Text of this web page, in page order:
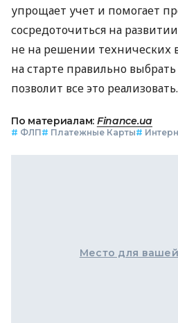
упрощает учет и помогает
сосредоточиться на
не на решении технических
на старте правильно
позволит все это реализовать.
По материалам: Finance.ua
# ФЛП# Платежные Карты#
Место для